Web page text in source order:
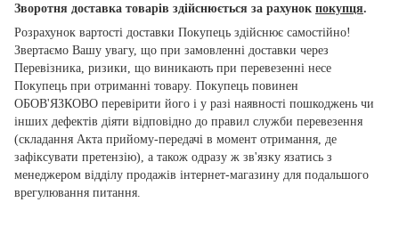
Зворотня доставка товарів здійснюється за рахунок покупця.
Розрахунок вартості доставки Покупець здійснює самостійно!
Звертаємо Вашу увагу, що при замовленні доставки через
Перевізника, ризики, що виникають при перевезенні несе
Покупець при отриманні товару. Покупець повинен
ОБОВ'ЯЗКОВО перевірити його і у разі наявності пошкоджень чи
інших дефектів діяти відповідно до правил служби перевезення
(складання Акта прийому-передачі в момент отримання, де
зафіксувати претензію), а також одразу ж зв'язку язатись з
менеджером відділу продажів інтернет-магазину для подальшого
врегулювання питання.